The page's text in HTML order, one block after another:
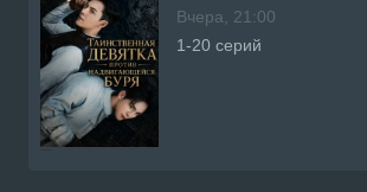
Вчера, 21:00
1-20 серий